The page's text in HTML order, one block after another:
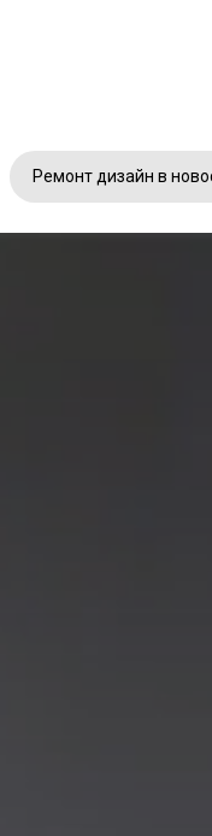
Ремонт дизайн в